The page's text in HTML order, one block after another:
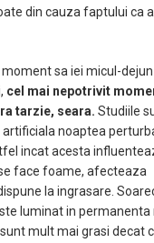
din cauza faptului ca
sa iei micul-
cel mai nepotrivit
tarzie, seara. Studiile
noaptea
incat acesta
face foame, afecteaza
la ingrasare.
luminat in permanenta
mult mai grasi decat